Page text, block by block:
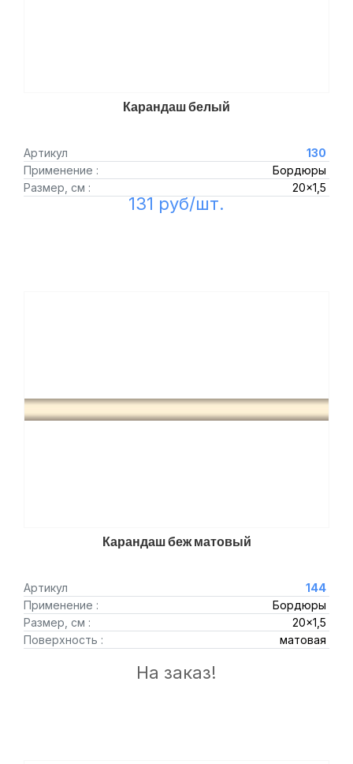
Карандаш белый
Артикул
130
Применение :
Бордюры
Размер, см :
20x1,5
131 руб/шт.
Карандаш беж матовый
Артикул
144
Применение :
Бордюры
Размер, см :
20x1,5
Поверхность :
матовая
На заказ!